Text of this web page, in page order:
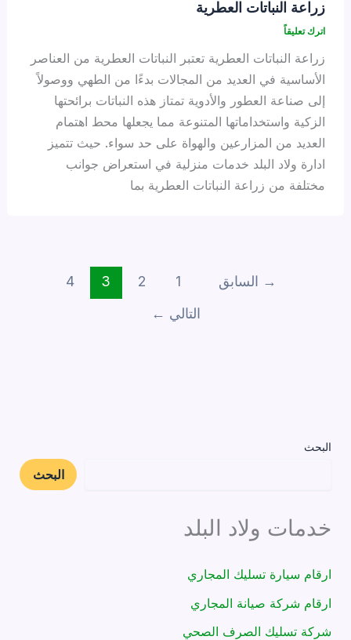
زراعة النباتات العطرية
اترك تعليقاً
زراعة النباتات العطرية تعتبر النباتات العطرية من العناصر
الأساسية في العديد من المجالات بدءًا من الطهي ووصولاً
إلى صناعة العطور والأدوية تمتاز هذه النباتات برائحتها
الزكية واستخداماتها المتنوعة مما يجعلها محط اهتمام
العديد من المزارعين والهواة على حد سواء. حيث تتميز
ادارة ولاد البلد خدمات منزلية في استعراض جوانب
مختلفة من زراعة النباتات العطرية بما
→ السابق 1
2
3
4
التالي ←
البحث
البحث
خدمات ولاد البلد
ارقام سيارة تسليك المجاري
ارقام شركة صيانة المجاري
شركة تسليك الصرف الصحي